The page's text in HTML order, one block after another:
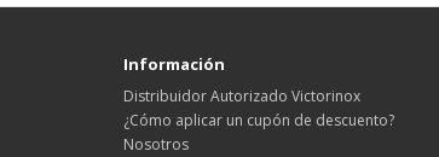
Información
Distribuidor Autorizado Victorinox
¿Cómo aplicar un cupón de descuento?
Nosotros